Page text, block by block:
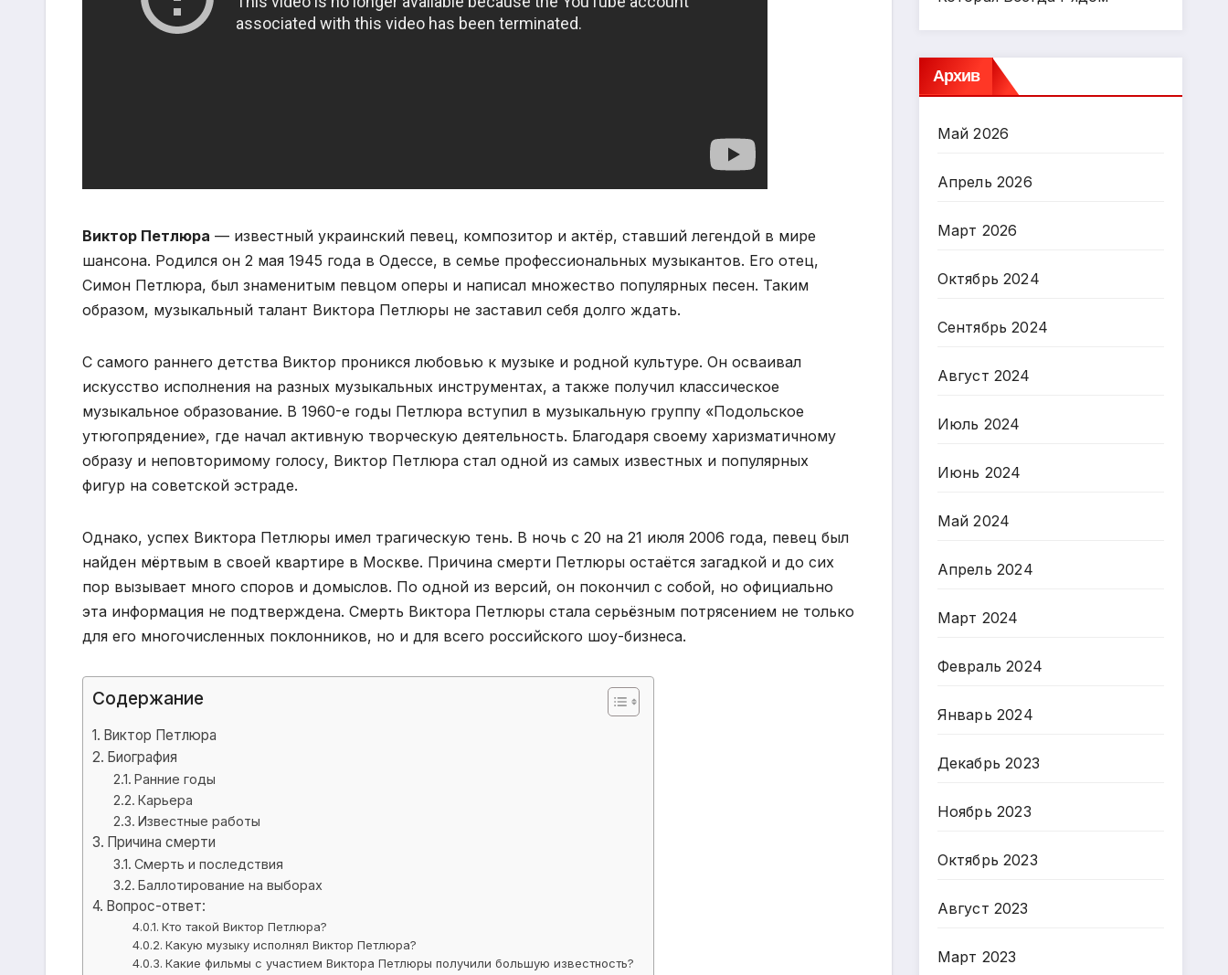
Виктор Петлюра — известный украинский певец, композитор и актёр, ставший легендой в мире
шансона. Родился он 2 мая 1945 года в Одессе, в семье профессиональных музыкантов. Его отец,
Симон Петлюра, был знаменитым певцом оперы и написал множество популярных песен. Таким
образом, музыкальный талант Виктора Петлюры не заставил себя долго ждать.
С самого раннего детства Виктор проникся любовью к музыке и родной культуре. Он осваивал
искусство исполнения на разных музыкальных инструментах, а также получил классическое
музыкальное образование. В 1960-е годы Петлюра вступил в музыкальную группу «Подольское
утюгопрядение», где начал активную творческую деятельность. Благодаря своему харизматичному
образу и неповторимому голосу, Виктор Петлюра стал одной из самых известных и популярных
фигур на советской эстраде.
Однако, успех Виктора Петлюры имел трагическую тень. В ночь с 20 на 21 июля 2006 года, певец был
найден мёртвым в своей квартире в Москве. Причина смерти Петлюры остаётся загадкой и до сих
пор вызывает много споров и домыслов. По одной из версий, он покончил с собой, но официально
эта информация не подтверждена. Смерть Виктора Петлюры стала серьёзным потрясением не только
для его многочисленных поклонников, но и для всего российского шоу-бизнеса.
Содержание
Виктор Петлюра
Биография
Ранние годы
Карьера
Известные работы
Причина смерти
Смерть и последствия
Баллотирование на выборах
Вопрос-ответ:
Кто такой Виктор Петлюра?
Какую музыку исполнял Виктор Петлюра?
Какие фильмы с участием Виктора Петлюры получили большую известность?
Архив
Май 2026
Апрель 2026
Март 2026
Октябрь 2024
Сентябрь 2024
Август 2024
Июль 2024
Июнь 2024
Май 2024
Апрель 2024
Март 2024
Февраль 2024
Январь 2024
Декабрь 2023
Ноябрь 2023
Октябрь 2023
Август 2023
Март 2023